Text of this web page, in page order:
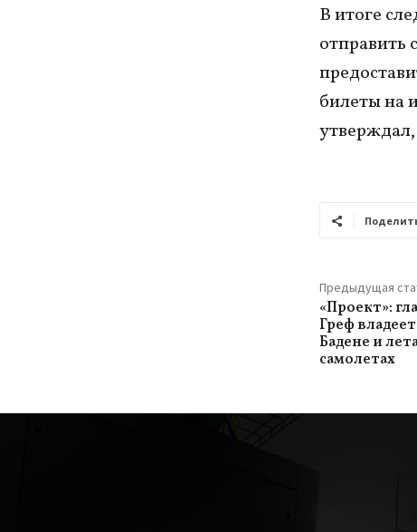
В итоге
отправить
билеты на
Предыдущая
«Проект»:
Греф
Бадене и
самолетах